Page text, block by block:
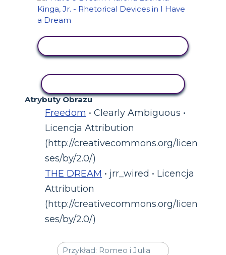
Atrybuty Obrazu
Freedom • Clearly Ambiguous •
Licencja Attribution
(http://creativecommons.org/licen
ses/by/2.0/)
THE DREAM • jrr_wired • Licencja
Attribution
(http://creativecommons.org/licen
ses/by/2.0/)